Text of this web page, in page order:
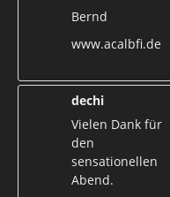
Bernd
www.acalbfi.de
dechi
Vielen Dank für
den
sensationellen
Abend.